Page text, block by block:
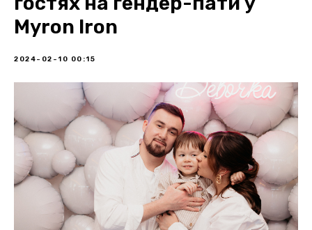
Myron Iron
2024-02-10 00:15